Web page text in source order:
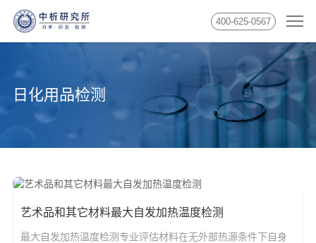
400-625-0567
日化用品检测
艺术品和其它材料最大自发加热温度检测
最大自发加热温度检测专业评估材料在无外部热源条件下自身